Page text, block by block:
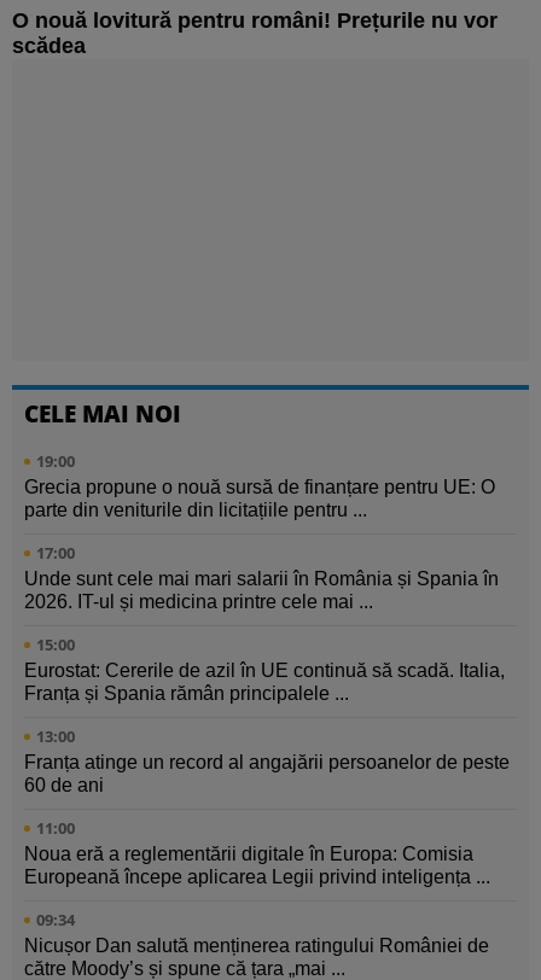
O nouă lovitură pentru români! Prețurile nu vor
scădea
CELE MAI NOI
19:00
Grecia propune o nouă sursă de finanțare pentru UE: O
parte din veniturile din licitațiile pentru ...
17:00
Unde sunt cele mai mari salarii în România și Spania în
2026. IT-ul și medicina printre cele mai ...
15:00
Eurostat: Cererile de azil în UE continuă să scadă. Italia,
Franța și Spania rămân principalele ...
13:00
Franța atinge un record al angajării persoanelor de peste
60 de ani
11:00
Noua eră a reglementării digitale în Europa: Comisia
Europeană începe aplicarea Legii privind inteligența ...
09:34
Nicușor Dan salută menținerea ratingului României de
către Moody’s și spune că țara „mai ...